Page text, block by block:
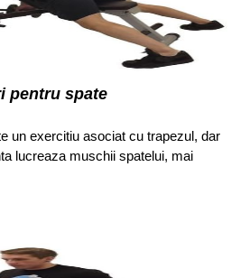
pentru spate
un exercitiu asociat cu trapezul, dar
lucreaza muschii spatelui, mai